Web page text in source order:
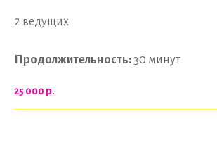
2 ведущих
Продолжительность:30 минут
25 000 р.